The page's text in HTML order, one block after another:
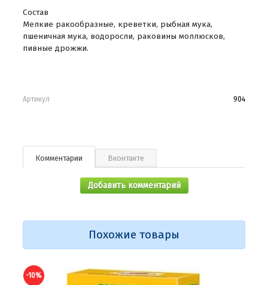
Состав
Мелкие ракообразные, креветки, рыбная мука,
пшеничная мука, водоросли, раковины моллюсков,
пивные дрожжи.
Артикул 904
Комментарии Вконтакте
Добавить комментарий
Похожие товары
-10%